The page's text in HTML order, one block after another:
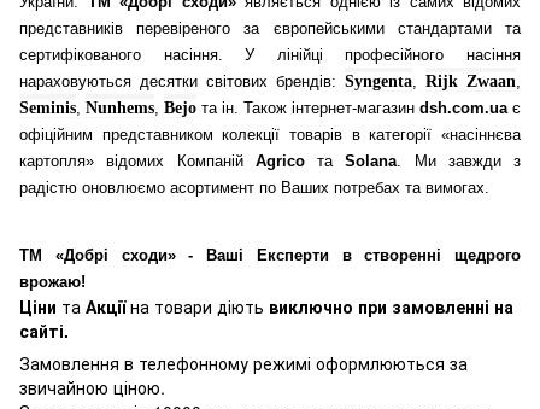
представників перевіреного за європейськими стандартами та
сертифікованого насіння. У лінійці професійного насіння
нараховуються десятки світових брендів: Syngenta Rijk Zwaan
Seminis Nunhems Bejo та ін. Також інтернет-магазин dsh.com.ua є
офіційним представником колекції товарів в категорії «насіннєва
картопля» відомих Компаній AgricoтаSolana . Ми завжди з
радістю оновлюємо асортимент по Ваших потребах та вимогах.
ТМ «Добрі сходи» - Ваші Експерти в створенні щедрого
врожаю!
Ціни та Акціїна товари діють виключно при замовленні на
сайті.
Замовлення в телефонному режимі оформлюються за
звичайною ціною.